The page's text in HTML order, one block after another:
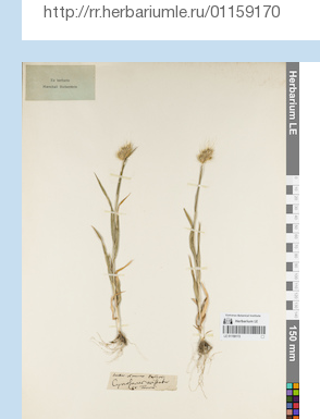
http://rr.herbariumle.ru/01159170